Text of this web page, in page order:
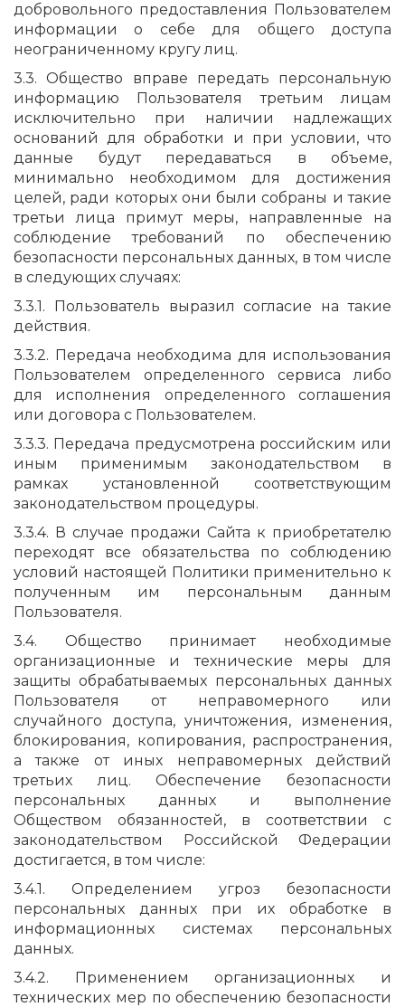
добровольного предоставления Пользователем
информации о себе для общего доступа
неограниченному кругу лиц.
3.3. Общество вправе передать персональную
информацию Пользователя третьим лицам
исключительно при наличии надлежащих
оснований для обработки и при условии, что
данные будут передаваться в объеме,
минимально необходимом для достижения
целей, ради которых они были собраны и такие
третьи лица примут меры, направленные на
соблюдение требований по обеспечению
безопасности персональных данных, в том числе
в следующих случаях:
3.3.1. Пользователь выразил согласие на такие
действия.
3.3.2. Передача необходима для использования
Пользователем определенного сервиса либо
для исполнения определенного соглашения
или договора с Пользователем.
3.3.3. Передача предусмотрена российским или
иным применимым законодательством в
рамках установленной соответствующим
законодательством процедуры.
3.3.4. В случае продажи Сайта к приобретателю
переходят все обязательства по соблюдению
условий настоящей Политики применительно к
полученным им персональным данным
Пользователя.
3.4. Общество принимает необходимые
организационные и технические меры для
защиты обрабатываемых персональных данных
Пользователя от неправомерного или
случайного доступа, уничтожения, изменения,
блокирования, копирования, распространения,
а также от иных неправомерных действий
третьих лиц. Обеспечение безопасности
персональных данных и выполнение
Обществом обязанностей, в соответствии с
законодательством Российской Федерации
достигается, в том числе:
3.4.1. Определением угроз безопасности
персональных данных при их обработке в
информационных системах персональных
данных.
3.4.2. Применением организационных и
технических мер по обеспечению безопасности